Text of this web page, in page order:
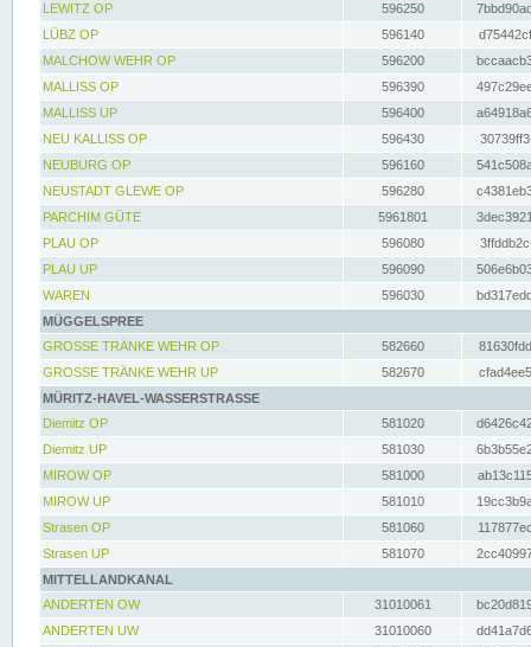
LEWITZ OP
596250
LÜBZ OP
596140
MALCHOW WEHR OP
596200
MALLISS OP
596390
MALLISS UP
596400
NEU KALLISS OP
596430
NEUBURG OP
596160
NEUSTADT GLEWE OP
596280
PARCHIM GÜTE
5961801
PLAU OP
596080
PLAU UP
596090
WAREN
596030
MÜGGELSPREE
GROSSE TRÄNKE WEHR OP
582660
GROSSE TRÄNKE WEHR UP
582670
MÜRITZ-HAVEL-WASSERSTRASSE
Diemitz OP
581020
Diemitz UP
581030
MIROW OP
581000
MIROW UP
581010
Strasen OP
581060
Strasen UP
581070
MITTELLANDKANAL
ANDERTEN OW
31010061
ANDERTEN UW
31010060